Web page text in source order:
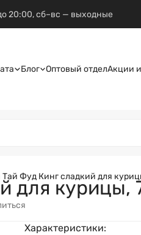
20:00, сб–вс — выходные
Блог Оптовый отделАкции
Фуд Кинг сладкий для
для курицы,
Характеристики: